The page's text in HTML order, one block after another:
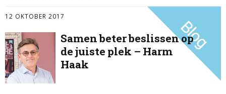
12 OKTOBER 2017
Samen beter beslissen op
de juiste plek – Harm
Haak